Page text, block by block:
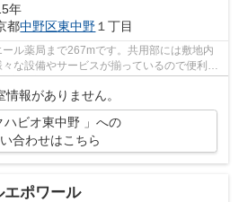
年
都中野区東中野 １丁目
ル薬局まで267mです。共用部には敷地内
な設備やサービスが揃っているので便利で
情報がありません。
ハビオ東中野 」への
合わせはこちら
エポワール